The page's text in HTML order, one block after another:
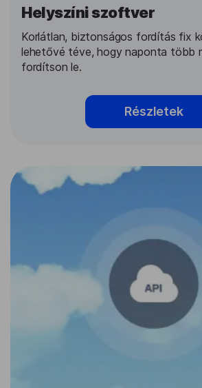
Helyszíni szoftver
Korlátlan, biztonságos fordítás fix
lehetővé téve, hogy naponta több
fordítson le.
Részletek